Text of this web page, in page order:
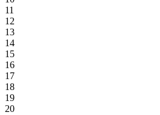
11
12
13
14
15
16
17
18
19
20